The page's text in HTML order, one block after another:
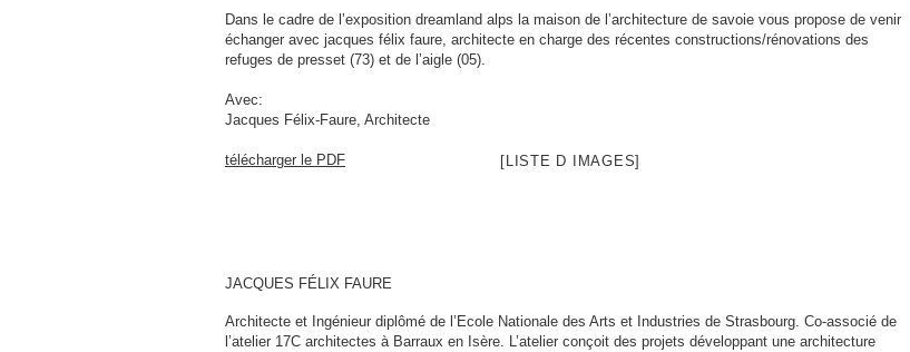
Dans le cadre de l’exposition dreamland alps la maison de l’architecture de savoie vous propose de venir
échanger avec jacques félix faure, architecte en charge des récentes constructions/rénovations des
refuges de presset (73) et de l’aigle (05).
Avec:
Jacques Félix-Faure, Architecte
télécharger le PDF [LISTE D IMAGES]
JACQUES FÉLIX FAURE
Architecte et Ingénieur diplômé de l’Ecole Nationale des Arts et Industries de Strasbourg. Co-associé de
l’atelier 17C architectes à Barraux en Isère. L’atelier conçoit des projets développant une architecture